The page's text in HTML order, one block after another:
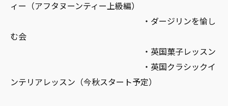
ィー（アフタヌーンティー上級編）
・ダージリンを愉し
む会
・英国菓子レッスン
・英国クラシックイ
ンテリアレッスン（今秋スタート予定）